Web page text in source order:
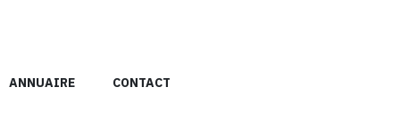
ANNUAIRE CONTACT